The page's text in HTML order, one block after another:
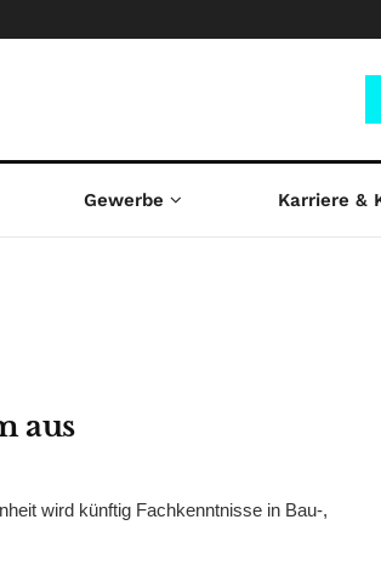
Gewerbe Karriere &
aus
wird künftig Fachkenntnisse in Bau-,